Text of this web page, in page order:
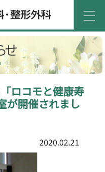
ロコモと健康寿
が開催されまし
2020.02.21
医院紹介
外来
介護サービス
医療機関の方へ